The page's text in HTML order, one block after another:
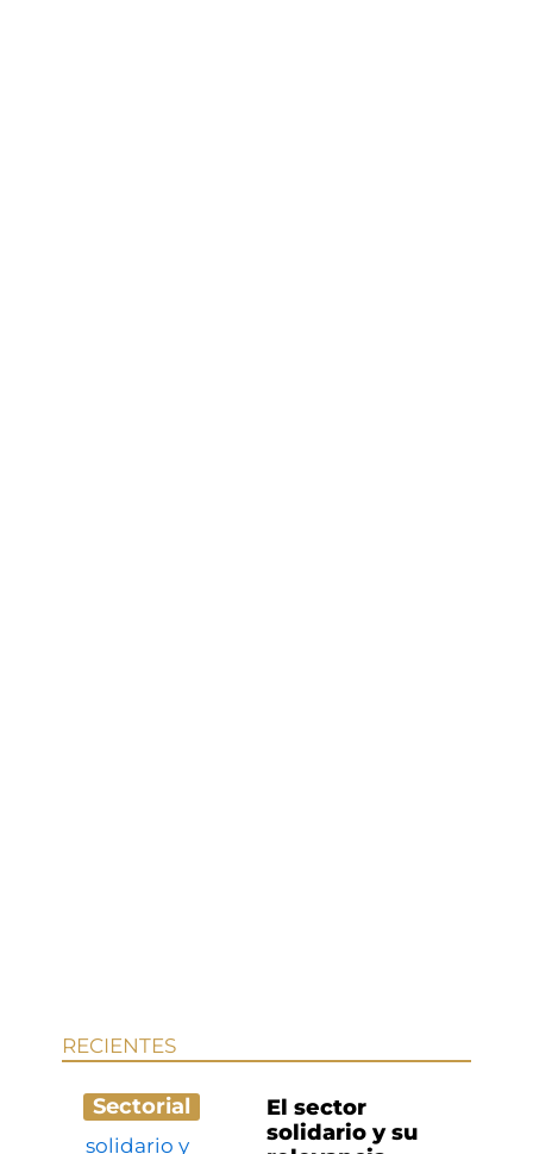
RECIENTES
Sectorial
El sector
solidario y su